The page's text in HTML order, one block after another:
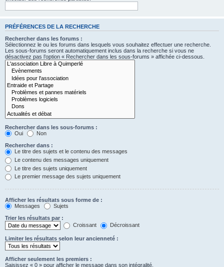
PRÉFÉRENCES DE LA RECHERCHE
Rechercher dans les forums :
Sélectionnez le ou les forums dans lesquels vous souhaitez effectuer une recherche.
Les sous-forums seront automatiquement inclus dans la recherche si vous ne
désactivez pas l’option « Rechercher dans les sous-forums » affichée ci-dessous.
Rechercher dans les sous-forums :
Oui
Non
Rechercher dans :
Le titre des sujets et le contenu des messages
Le contenu des messages uniquement
Le titre des sujets uniquement
Le premier message des sujets uniquement
Afficher les résultats sous forme de :
Messages
Sujets
Trier les résultats par :
Croissant
Décroissant
Limiter les résultats selon leur ancienneté :
Afficher seulement les premiers :
Saisissez « 0 » pour afficher le message dans son intégralité.